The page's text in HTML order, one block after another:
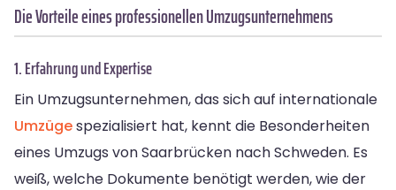
Die Vorteile eines professionellen Umzugsunternehmens
1. Erfahrung und Expertise
Ein Umzugsunternehmen, das sich auf internationale
Umzügespezialisiert hat, kennt die Besonderheiten
eines Umzugs von Saarbrücken nach Schweden. Es
weiß, welche Dokumente benötigt werden, wie der